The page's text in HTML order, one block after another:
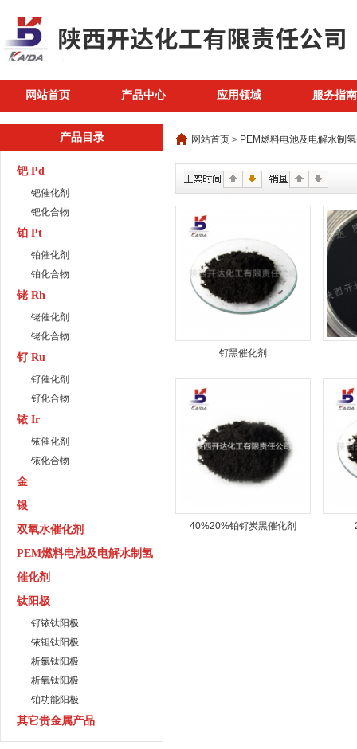
网站首页 产品中心 应用领域 服务指南
产品目录
钯 Pd
钯催化剂
钯化合物
铂 Pt
铂催化剂
铂化合物
铑 Rh
铑催化剂
铑化合物
钌 Ru
钌催化剂
钌化合物
铱 Ir
铱催化剂
铱化合物
金
银
双氧水催化剂
PEM燃料电池及电解水制氢
催化剂
钛阳极
钌铱钛阳极
铱钽钛阳极
析氯钛阳极
析氧钛阳极
铂功能阳极
其它贵金属产品
网站首页 > PEM燃料电池及电解水制
钌黑催化剂
40%20%铂钌炭黑催化剂